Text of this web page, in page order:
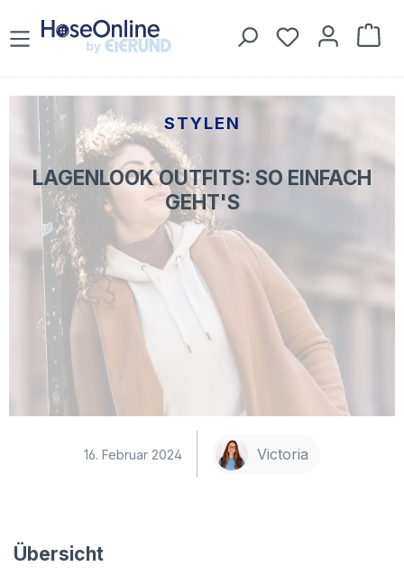
Zum Hauptinhalt springen Du hast 0
STYLEN
LAGENLOOK OUTFITS: SO EINFACH
GEHT'S
16. Februar 2024 Victoria
Übersicht